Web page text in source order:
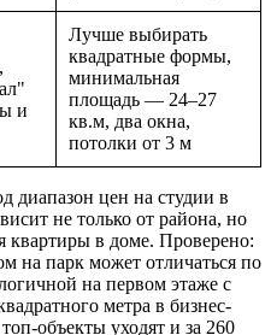
и
Лучше выбирать
квадратные формы,
минимальная
площадь — 24–27
кв.м, два окна,
потолки от 3 м
диапазон цен на студии в
не только от района, но
квартиры в доме. Проверено:
на парк может отличаться по
на первом этаже с
метра в бизнес-
объекты уходят и за 260